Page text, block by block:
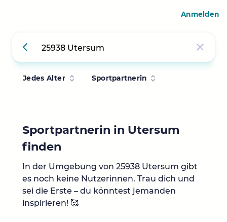
Jedes Alter Sportpartnerin
Sportpartnerin in Utersum
finden
In der Umgebung von 25938 Utersum gibt
es noch keine Nutzerinnen. Trau dich und
sei die Erste – du könntest jemanden
inspirieren! 🥰
Anmelden